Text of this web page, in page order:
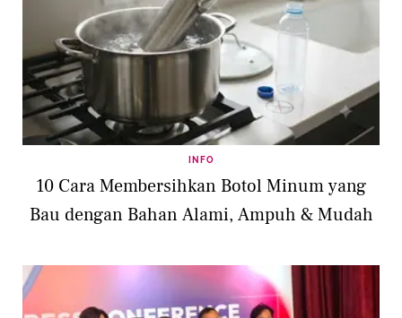
INFO
10 Cara Membersihkan Botol Minum yang
Bau dengan Bahan Alami, Ampuh & Mudah